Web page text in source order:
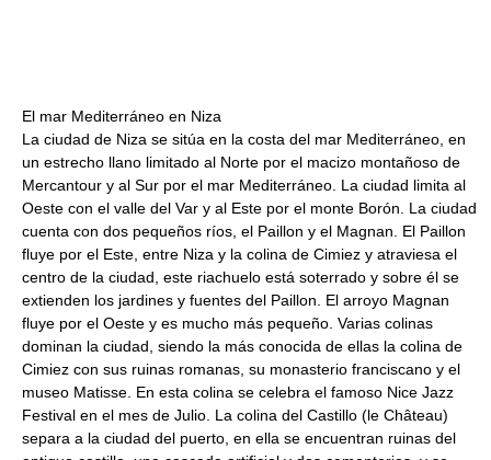
El mar Mediterráneo en Niza
La ciudad de Niza se sitúa en la costa del mar Mediterráneo, en
un estrecho llano limitado al Norte por el macizo montañoso de
Mercantour y al Sur por el mar Mediterráneo. La ciudad limita al
Oeste con el valle del Var y al Este por el monte Borón. La ciudad
cuenta con dos pequeños ríos, el Paillon y el Magnan. El Paillon
fluye por el Este, entre Niza y la colina de Cimiez y atraviesa el
centro de la ciudad, este riachuelo está soterrado y sobre él se
extienden los jardines y fuentes del Paillon. El arroyo Magnan
fluye por el Oeste y es mucho más pequeño. Varias colinas
dominan la ciudad, siendo la más conocida de ellas la colina de
Cimiez con sus ruinas romanas, su monasterio franciscano y el
museo Matisse. En esta colina se celebra el famoso Nice Jazz
Festival en el mes de Julio. La colina del Castillo (le Château)
separa a la ciudad del puerto, en ella se encuentran ruinas del